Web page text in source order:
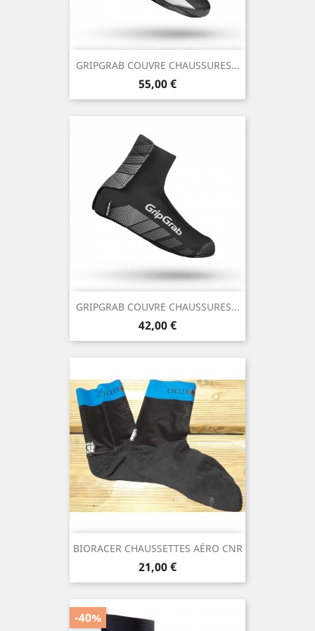
GRIPGRAB COUVRE CHAUSSURES...
Prix
55,00 €
GRIPGRAB COUVRE CHAUSSURES...
Prix
42,00 €
BIORACER CHAUSSETTES AÉRO CNR
Prix
21,00 €
-40%